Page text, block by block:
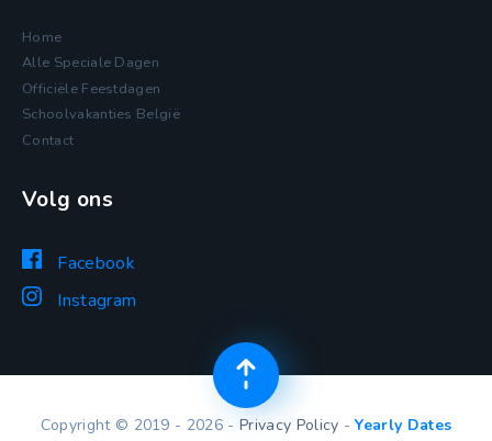
Home
Alle Speciale Dagen
Officiële Feestdagen
Schoolvakanties België
Contact
Volg ons
Facebook
Instagram
Copyright © 2019 - 2026 -Privacy Policy -Yearly Dates